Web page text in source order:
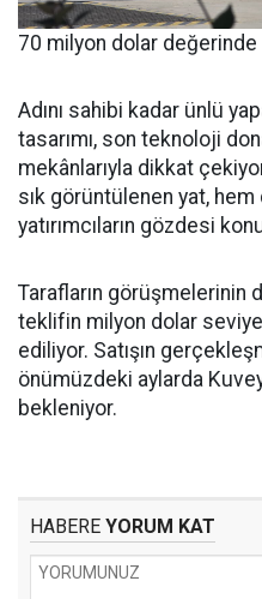
70 milyon dolar
Adını sahibi kadar ünlü
tasarımı, son teknoloji
mekânlarıyla dikkat
sık görüntülenen yat, hem
yatırımcıların gözdesi
Tarafların görüşmelerinin
teklifin milyon dolar
ediliyor. Satışın
önümüzdeki aylarda
bekleniyor.
HABERE YORUM KAT